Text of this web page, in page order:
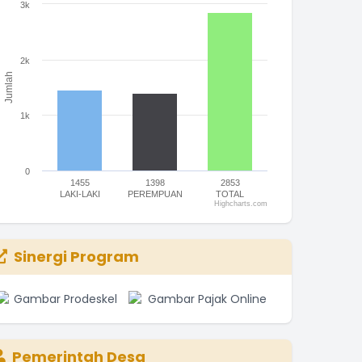
chart has 1 X axis displaying categories.
Jumlah
1455
LAKI-LAKI
1398
PEREMPUAN
2853
TOTAL
0
1k
2k
3k
Highcharts.com
Sinergi Program
Pemerintah Desa